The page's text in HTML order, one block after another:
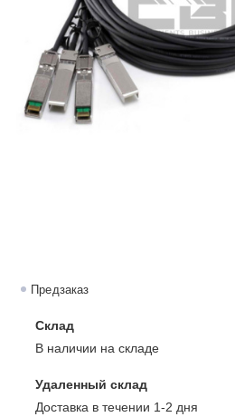
Предзаказ
Склад
В наличии на складе
Удаленный склад
Доставка в течении 1-2 дня